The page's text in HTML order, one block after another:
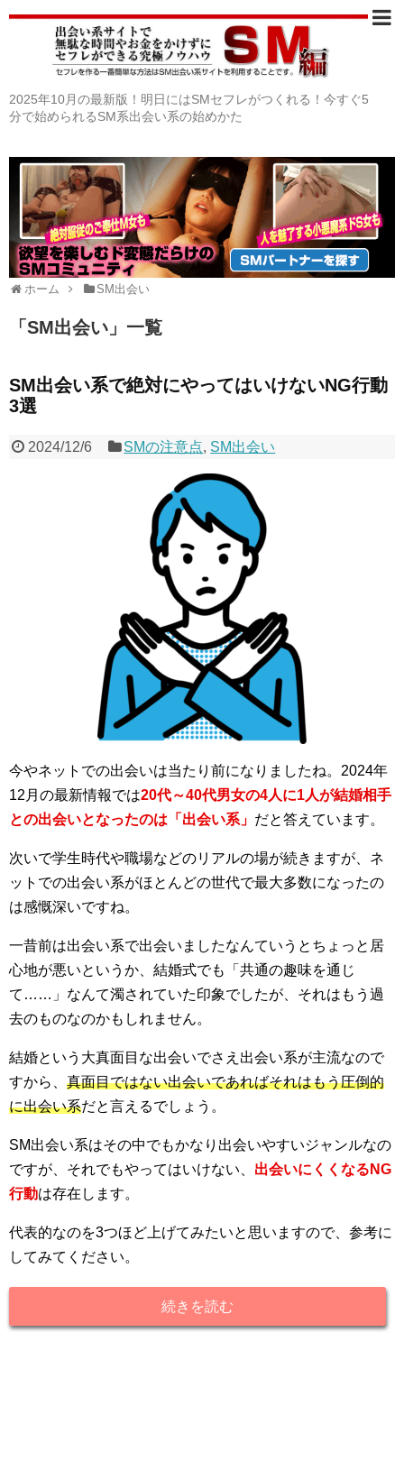
2025年10月の最新版！明日にはSMセフレがつくれる！今すぐ5
分で始められるSM系出会い系の始めかた
ホーム SM出会い
「 SM出会い 」 一覧
SM出会い系で絶対にやってはいけないNG行動
3選
2024/12/6 SMの注意点, SM出会い
今やネットでの出会いは当たり前になりましたね。2024年
12月の最新情報では20代～40代男女の4人に1人が結婚相手
との出会いとなったのは「出会い系」 だと答えています。
次いで学生時代や職場などのリアルの場が続きますが、ネ
ットでの出会い系がほとんどの世代で最大多数になったの
は感慨深いですね。
一昔前は出会い系で出会いましたなんていうとちょっと居
心地が悪いというか、結婚式でも「共通の趣味を通じ
て……」なんて濁されていた印象でしたが、それはもう過
去のものなのかもしれません。
結婚という大真面目な出会いでさえ出会い系が主流なので
すから、 真面目ではない出会いであればそれはもう圧倒的
に出会い系だと言えるでしょう。
SM出会い系はその中でもかなり出会いやすいジャンルなの
ですが、それでもやってはいけない、 出会いにくくなるNG
行動は存在します。
代表的なのを3つほど上げてみたいと思いますので、参考に
してみてください。
続きを読む